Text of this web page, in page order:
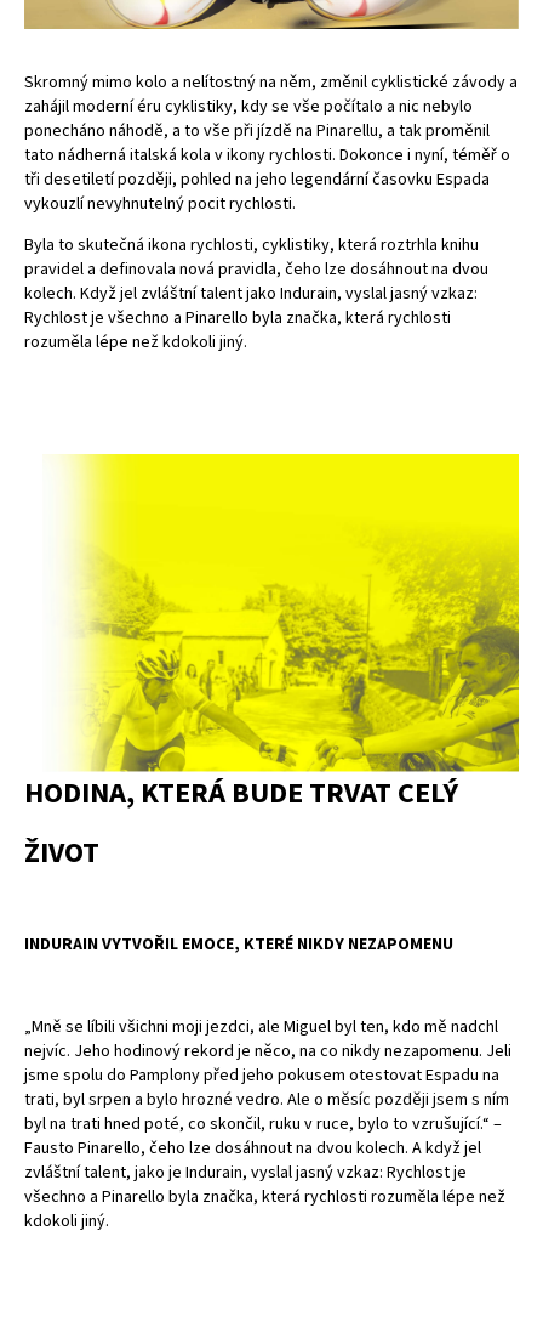
Skromný mimo kolo a nelítostný na něm, změnil cyklistické závody a
zahájil moderní éru cyklistiky, kdy se vše počítalo a nic nebylo
ponecháno náhodě, a to vše při jízdě na Pinarellu, a tak proměnil
tato nádherná italská kola v ikony rychlosti. Dokonce i nyní, téměř o
tři desetiletí později, pohled na jeho legendární časovku Espada
vykouzlí nevyhnutelný pocit rychlosti.
Byla to skutečná ikona rychlosti, cyklistiky, která roztrhla knihu
pravidel a definovala nová pravidla, čeho lze dosáhnout na dvou
kolech. Když jel zvláštní talent jako Indurain, vyslal jasný vzkaz:
Rychlost je všechno a Pinarello byla značka, která rychlosti
rozuměla lépe než kdokoli jiný.
HODINA, KTERÁ BUDE TRVAT CELÝ
ŽIVOT
INDURAIN VYTVOŘIL EMOCE, KTERÉ NIKDY NEZAPOMENU
„Mně se líbili všichni moji jezdci, ale Miguel byl ten, kdo mě nadchl
nejvíc. Jeho hodinový rekord je něco, na co nikdy nezapomenu. Jeli
jsme spolu do Pamplony před jeho pokusem otestovat Espadu na
trati, byl srpen a bylo hrozné vedro. Ale o měsíc později jsem s ním
byl na trati hned poté, co skončil, ruku v ruce, bylo to vzrušující.“ –
Fausto Pinarello, čeho lze dosáhnout na dvou kolech. A když jel
zvláštní talent, jako je Indurain, vyslal jasný vzkaz: Rychlost je
všechno a Pinarello byla značka, která rychlosti rozuměla lépe než
kdokoli jiný.